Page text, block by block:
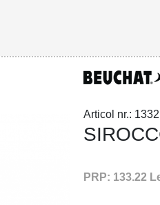
Articol nr.:
PRP: 133.22